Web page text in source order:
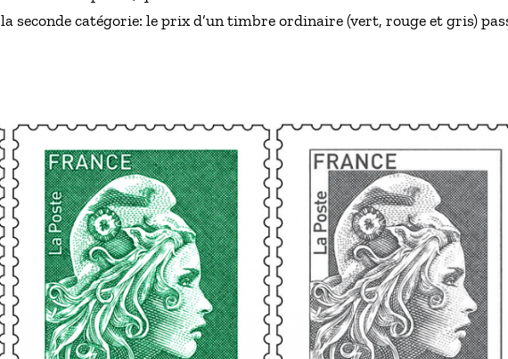
seconde catégorie: le prix d’un timbre ordinaire (vert, rouge et gris)